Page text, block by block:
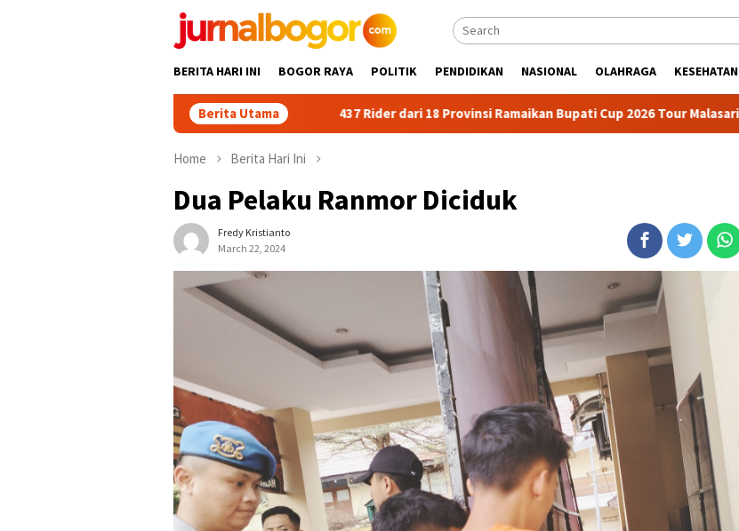
BERITA HARI INI BOGOR RAYA POLITIK PENDIDIKAN NASIONAL OLAHRAGA KESEHATAN
Berita Utama
437 Rider dari 18 Provinsi Ramaikan Bupati Cup 2026 Tour Malasari Halimun Salak
Home Berita Hari Ini
Dua Pelaku Ranmor Diciduk
Fredy Kristianto
March 22, 2024